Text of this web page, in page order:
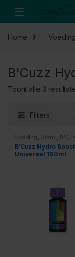
Open
Home Voeding
B'Cuzz
Toont alle 3
Filters
Voeding, Atami,
Booster Universal
B’Cuzz Hydro
Universal 100ml